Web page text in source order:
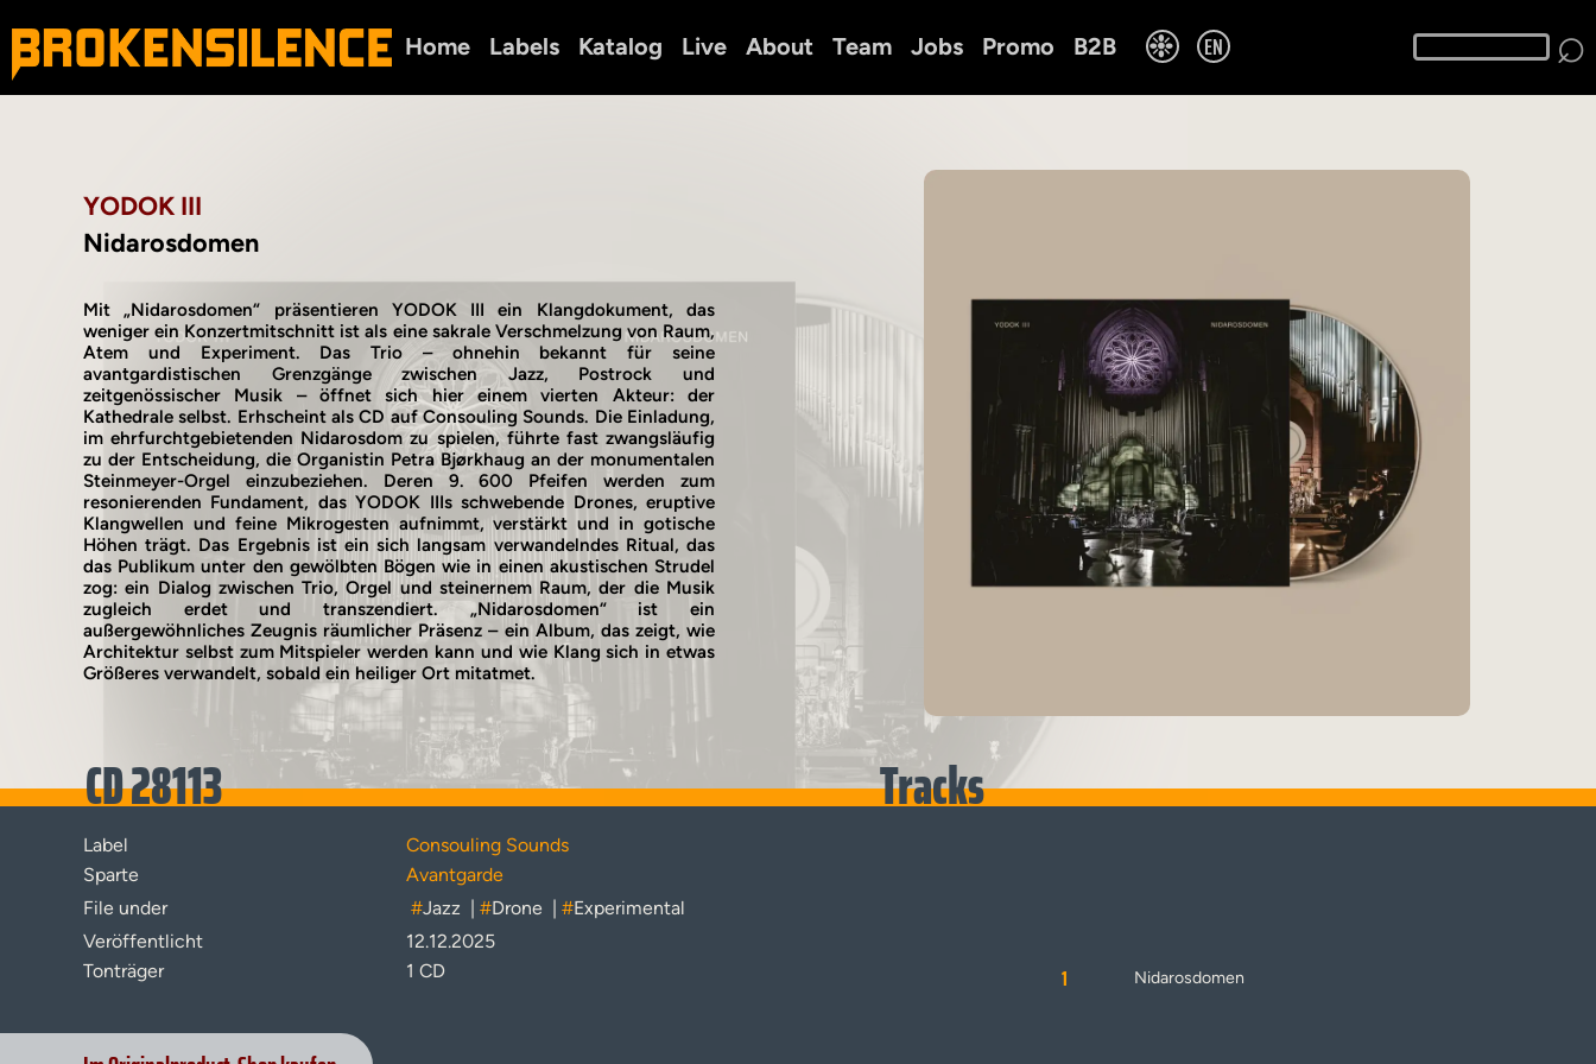
Home Labels Katalog Live About Team Jobs Promo B2B ❉ EN ⌕
YODOK III
Nidarosdomen
Mit „Nidarosdomen“ präsentieren YODOK III ein Klangdokument, das
weniger ein Konzertmitschnitt ist als eine sakrale Verschmelzung von Raum,
Atem und Experiment. Das Trio – ohnehin bekannt für seine
avantgardistischen Grenzgänge zwischen Jazz, Postrock und
zeitgenössischer Musik – öffnet sich hier einem vierten Akteur: der
Kathedrale selbst. Erhscheint als CD auf Consouling Sounds. Die Einladung,
im ehrfurchtgebietenden Nidarosdom zu spielen, führte fast zwangsläufig
zu der Entscheidung, die Organistin Petra Bjørkhaug an der monumentalen
Steinmeyer-Orgel einzubeziehen. Deren 9. 600 Pfeifen werden zum
resonierenden Fundament, das YODOK IIIs schwebende Drones, eruptive
Klangwellen und feine Mikrogesten aufnimmt, verstärkt und in gotische
Höhen trägt. Das Ergebnis ist ein sich langsam verwandelndes Ritual, das
das Publikum unter den gewölbten Bögen wie in einen akustischen Strudel
zog: ein Dialog zwischen Trio, Orgel und steinernem Raum, der die Musik
zugleich erdet und transzendiert. „Nidarosdomen“ ist ein
außergewöhnliches Zeugnis räumlicher Präsenz – ein Album, das zeigt, wie
Architektur selbst zum Mitspieler werden kann und wie Klang sich in etwas
Größeres verwandelt, sobald ein heiliger Ort mitatmet.
CD 28113 Tracks
Label
Consouling Sounds
Sparte
Avantgarde
File under
#Jazz | #Drone | #Experimental
Veröffentlicht
12.12.2025
Tonträger
1 CD 1 Nidarosdomen